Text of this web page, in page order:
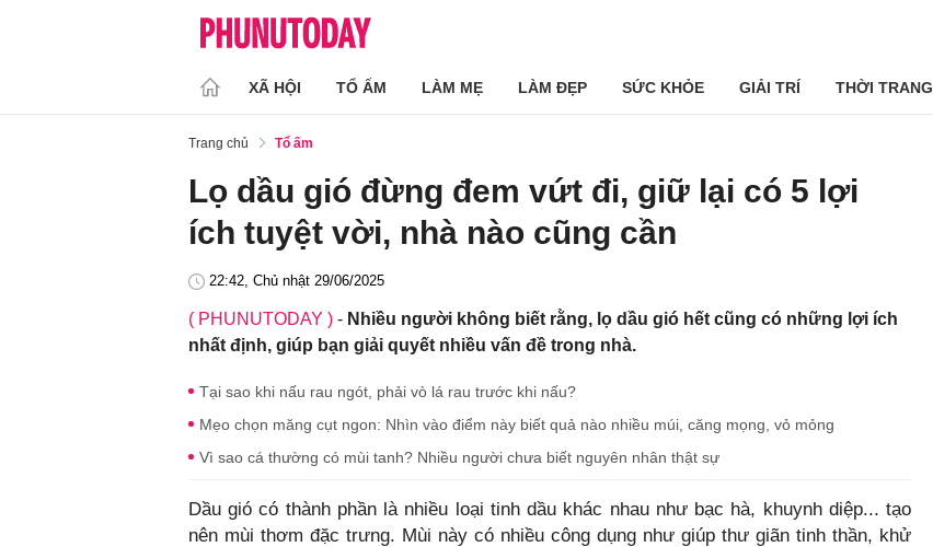
XÃ HỘI TỔ ẤM LÀM MẸ LÀM ĐẸP SỨC KHỎE GIẢI TRÍ THỜI TRANG
Trang chủ Tổ ấm
Lọ dầu gió đừng đem vứt đi, giữ lại có 5 lợi
ích tuyệt vời, nhà nào cũng cần
22:42, Chủ nhật 29/06/2025
( PHUNUTODAY ) - Nhiều người không biết rằng, lọ dầu gió hết cũng có những lợi ích
nhất định, giúp bạn giải quyết nhiều vấn đề trong nhà.
Tại sao khi nấu rau ngót, phải vò lá rau trước khi nấu?
Mẹo chọn măng cụt ngon: Nhìn vào điểm này biết quả nào nhiều múi, căng mọng, vỏ mỏng
Vì sao cá thường có mùi tanh? Nhiều người chưa biết nguyên nhân thật sự
Dầu gió có thành phần là nhiều loại tinh dầu khác nhau như bạc hà, khuynh diệp... tạo
nên mùi thơm đặc trưng. Mùi này có nhiều công dụng như giúp thư giãn tinh thần, khử